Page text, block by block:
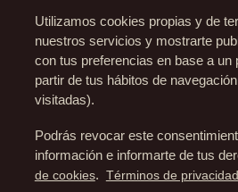
Utilizamos cookies propias y de
nuestros servicios y mostrarte
con tus preferencias en base a un
partir de tus hábitos de
visitadas).
Podrás revocar este
información e informarte de tus
de cookies. Términos de